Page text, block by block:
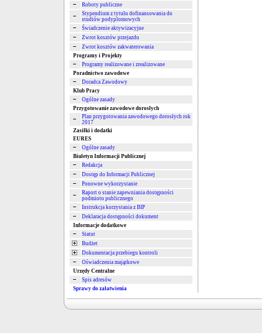
Roboty publiczne
Stypendium z tytułu dofinansowania do
studiów podyplomowych
Świadczenie aktywizacyjne
Zwrot kosztów przejazdu
Zwrot kosztów zakwaterowania
Programy i Projekty
Programy realizowane i zrealizowane
Poradnictwo zawodowe
Doradca Zawodowy
Klub Pracy
Ogólne zasady
Przygotowanie zawodowe dorosłych
Plan przygotowania zawodowego dorosłych rok
2017
Zasiłki i dodatki
EURES
Ogólne zasady
Biuletyn Informacji Publicznej
Redakcja
Dostęp do Informacji Publicznej
Ponowne wykorzystanie
Raport o stanie zapewniania dostępności
podmiotu publicznego
Instrukcja korzystania z BIP
Deklaracja dostępności dokument
Informacje dodatkowe
Statut
Budżet
Dokumentacja przebiegu kontroli
Oświadczenia majątkowe
Urzędy Centralne
Spis adresów
Sprawy do załatwienia